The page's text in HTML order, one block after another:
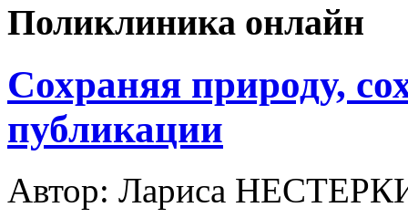
Поликлиника онлайн
Сохраняя природу,
публикации
Автор: Лариса